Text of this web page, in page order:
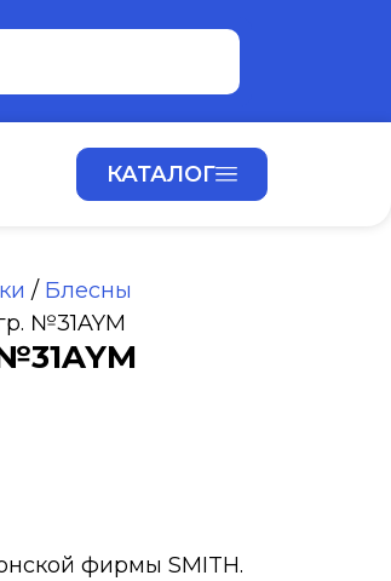
КАТАЛОГ
/ Блесны
№31AYM
фирмы SMITH.